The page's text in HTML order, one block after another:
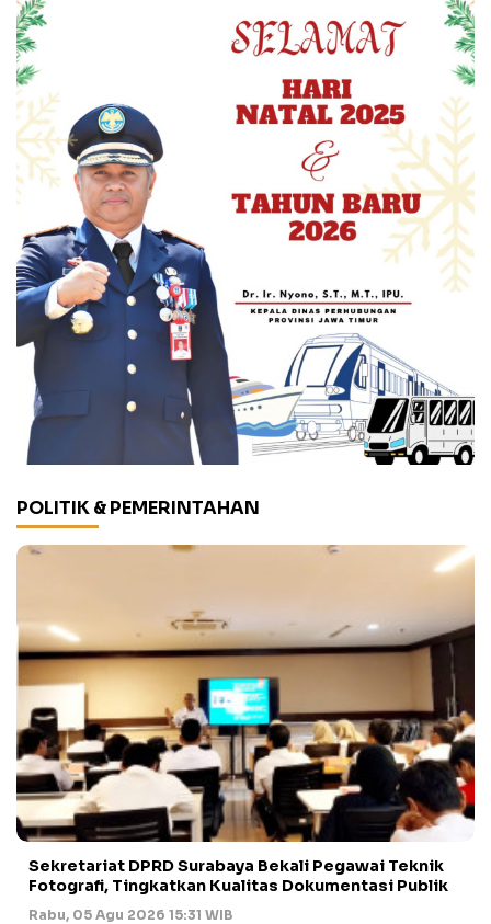
POLITIK & PEMERINTAHAN
Sekretariat DPRD Surabaya Bekali Pegawai Teknik
Fotografi, Tingkatkan Kualitas Dokumentasi Publik
Rabu, 05 Agu 2026 15:31 WIB